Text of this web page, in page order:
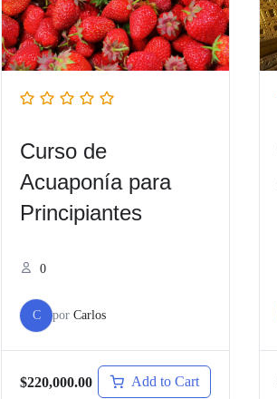
Curso de
Acuaponía para
Principiantes
0
C por Carlos
$220,000.00 Add to Cart